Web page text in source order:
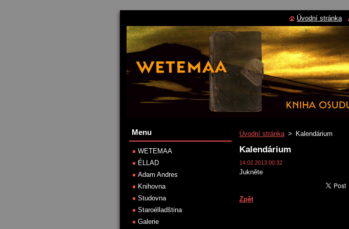
Úvodní stránka > Kalendárium
Kalendárium
14.02.2013 00:32
Jukněte
Zpět
Menu
WETEMAA
ÉLLAD
Adam Andres
Knihovna
Studovna
Staroélladština
Galerie
Úvodní stránka